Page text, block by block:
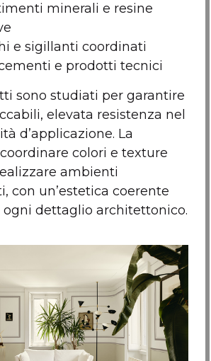
minerali e resine
e sigillanti coordinati
e prodotti tecnici
sono studiati per garantire
elevata resistenza nel
d’applicazione. La
colori e texture
ambienti
con un’estetica coerente
ogni dettaglio architettonico.